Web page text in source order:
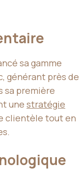
sa gamme
générant près de
sa première
une stratégie
clientèle tout en